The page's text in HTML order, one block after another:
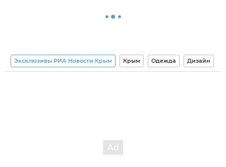
Эксклюзивы РИА Новости Крым Крым Одежда Дизайн